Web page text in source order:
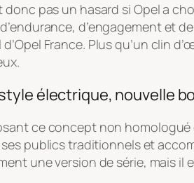
donc pas un hasard si Opel a
d’engagement et
d’Opel France. Plus qu’un clin
électrique, nouvelle
ce concept non
publics traditionnels et
une version de série, mais il